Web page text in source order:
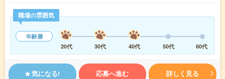
職場の雰囲気
年齢層
20代
30代 40代 50代 60代
気になる! 応募へ進む 詳しく見る